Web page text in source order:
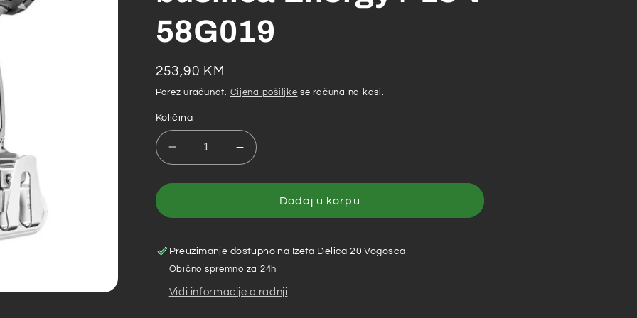
58G019
Redovna
cijena
253,90 KM
Porez uračunat. Cijena pošiljke se računa na kasi.
Količina
Smanji
količinu
za
–
bušilica
Energy+
V
Povećaj
količinu
za
Graphite
–
bušilica
Energy+
V
Dodaj u korpu
Preuzimanje dostupno na Izeta Delica 20 Vogosca
Obično spremno za 24h
Vidi informacije o radnji